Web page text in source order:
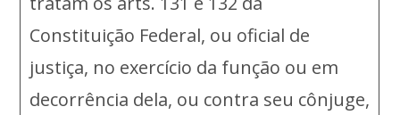
Constituição Federal, ou oficial de
justiça, no exercício da função ou em
decorrência dela, ou contra seu cônjuge,